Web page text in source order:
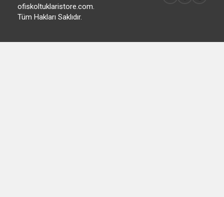
© 2015
ofiskoltuklaristore.com.